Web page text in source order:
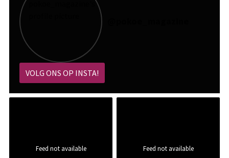
VOLG ONS OP INSTA!
Feed not available Feed not available